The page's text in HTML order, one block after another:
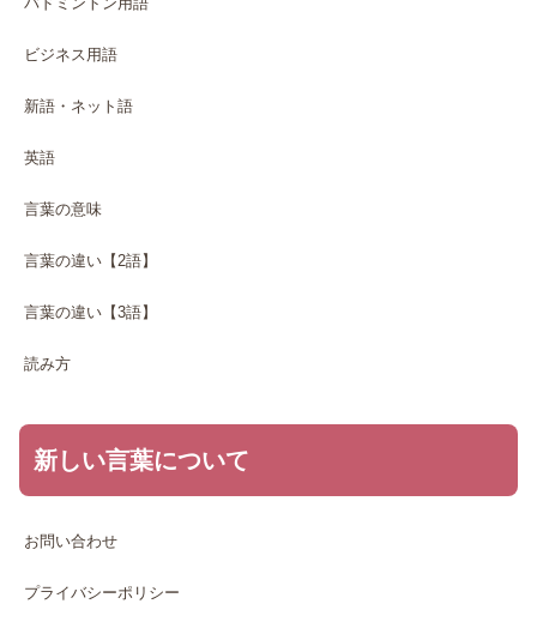
ビジネス用語
新語・ネット語
英語
言葉の意味
言葉の違い【2語】
言葉の違い【3語】
読み方
新しい言葉について
お問い合わせ
プライバシーポリシー